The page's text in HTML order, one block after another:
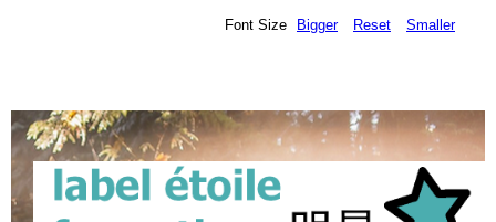
Font Size Bigger Reset Smaller